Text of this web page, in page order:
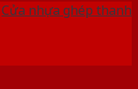
Cửa nhựa ghép thanh